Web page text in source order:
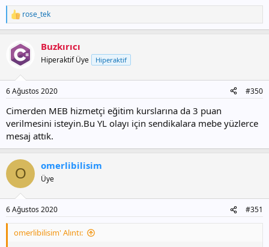
T
e
k
rose_tek
Buzkırıcı
Hiperaktif Üye Hiperaktif
6 Ağustos 2020 #350
Cimerden MEB hizmetçi eğitim kurslarına da 3 puan
verilmesini isteyin.Bu YL olayı için sendikalara mebe yüzlerce
mesaj attık.
O omerlibilisim
Üye
6 Ağustos 2020 #351
omerlibilisim' Alıntı: